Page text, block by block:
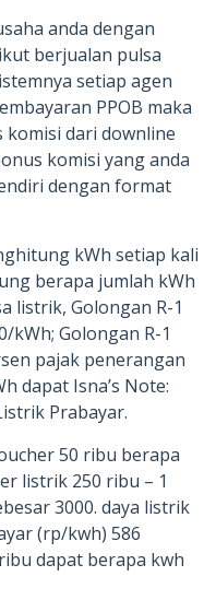
anda dengan
berjualan pulsa
setiap agen
PPOB maka
komisi dari downline
komisi yang anda
dengan format
kWh setiap kali
berapa jumlah kWh
listrik, Golongan R-1
kWh; Golongan R-1
pajak penerangan
dapat Isna’s Note:
Prabayar.
50 ribu berapa
listrik 250 ribu – 1
3000. daya listrik
(rp/kwh) 586
dapat berapa kwh